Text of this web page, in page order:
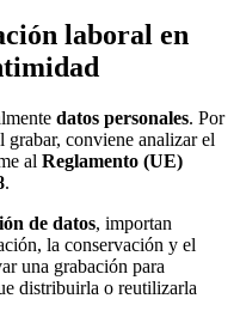
laboral en
datos personales. Por
grabar, conviene analizar el
al Reglamento (UE)
.
de datos, importan
la conservación y el
una grabación para
distribuirla o reutilizarla